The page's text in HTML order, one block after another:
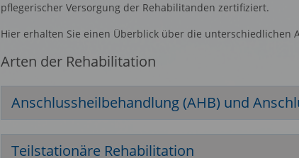
pflegerischer Versorgung der Rehabilitanden zertifiziert.
Hier erhalten Sie einen Überblick über die unterschiedlichen
Arten der Rehabilitation
Anschlussheilbehandlung (AHB) und
Teilstationäre Rehabilitation